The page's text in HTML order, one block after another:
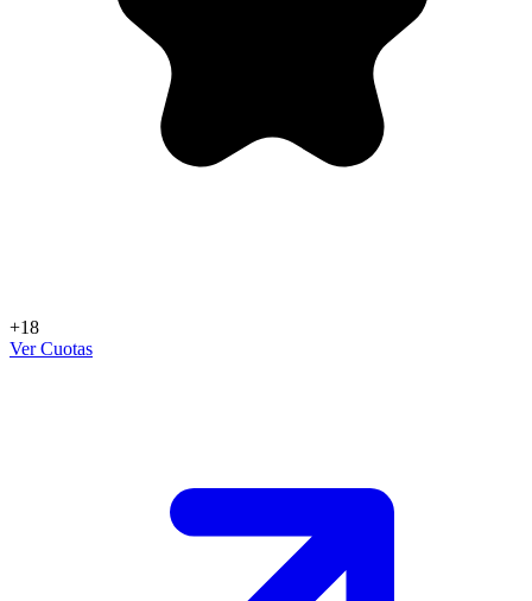
+18
Ver Cuotas